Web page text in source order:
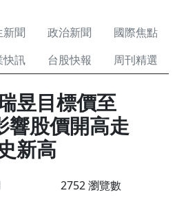
新聞 政治新聞
國際焦點
快訊
台股快報 周刊精選
昱目標價至
響股價開高走
新高
2752 瀏覽數